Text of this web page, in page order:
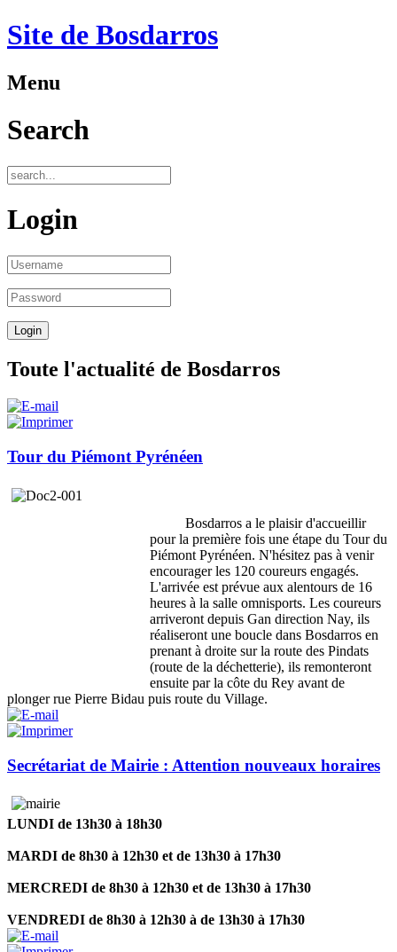
Site de Bosdarros
Menu
Search
Login
Toute l'actualité de Bosdarros
Tour du Piémont Pyrénéen
Bosdarros a le plaisir d'accueillir
pour la première fois une étape du Tour du
Piémont Pyrénéen. N'hésitez pas à venir
encourager les 120 coureurs engagés.
L'arrivée est prévue aux alentours de 16
heures à la salle omnisports. Les coureurs
arriveront depuis Gan direction Nay, ils
réaliseront une boucle dans Bosdarros en
prenant à droite sur la route des Pindats
(route de la déchetterie), ils remonteront
ensuite par la côte du Rey avant de
plonger rue Pierre Bidau puis route du Village.
Secrétariat de Mairie : Attention nouveaux horaires
LUNDI de 13h30 à 18h30
MARDI de 8h30 à 12h30 et de 13h30 à 17h30
MERCREDI de 8h30 à 12h30 et de 13h30 à 17h30
VENDREDI de 8h30 à 12h30 à de 13h30 à 17h30